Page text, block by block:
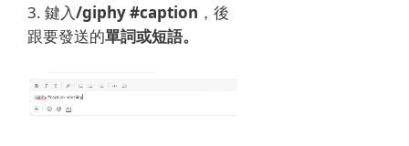
3. 鍵入/giphy #caption ，後
跟要發送的單詞或短語。